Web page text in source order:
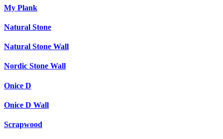
My Plank
Natural Stone
Natural Stone Wall
Nordic Stone Wall
Onice D
Onice D Wall
Scrapwood